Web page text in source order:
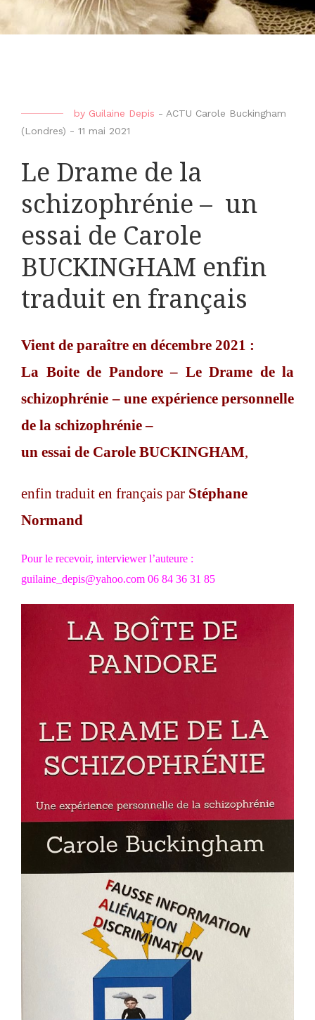
by Guilaine Depis - ACTU Carole Buckingham
(Londres) - 11 mai 2021
Le Drame de la
schizophrénie – un
essai de Carole
BUCKINGHAM enfin
traduit en français
Vient de paraître en décembre 2021 :
La Boite de Pandore – Le Drame de la
schizophrénie – une expérience personnelle
de la schizophrénie –
un essai de Carole BUCKINGHAM,
enfin traduit en français par Stéphane
Normand
Pour le recevoir, interviewer l’auteure :
guilaine_depis@yahoo.com 06 84 36 31 85